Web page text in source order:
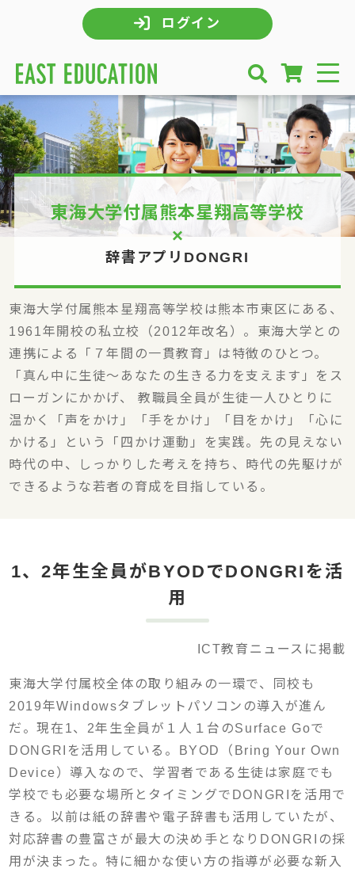
ログイン
東海大学付属熊本星翔高等学校
×
辞書アプリDONGRI
東海大学付属熊本星翔高等学校は熊本市東区にある、
1961年開校の私立校（2012年改名）。東海大学との
連携による「７年間の一貫教育」は特徴のひとつ。
「真ん中に生徒〜あなたの生きる力を支えます」をス
ローガンにかかげ、 教職員全員が生徒一人ひとりに
温かく「声をかけ」「手をかけ」「目をかけ」「心に
かける」という「四かけ運動」を実践。先の見えない
時代の中、しっかりした考えを持ち、時代の先駆けが
できるような若者の育成を目指している。
1、2年生全員がBYODでDONGRIを活
用
ICT教育ニュースに掲載
東海大学付属校全体の取り組みの一環で、同校も
2019年Windowsタブレットパソコンの導入が進ん
だ。現在1、2年生全員が１人１台のSurface Goで
DONGRIを活用している。BYOD（Bring Your Own
Device）導入なので、学習者である生徒は家庭でも
学校でも必要な場所とタイミングでDONGRIを活用で
きる。以前は紙の辞書や電子辞書も活用していたが、
対応辞書の豊富さが最大の決め手となりDONGRIの採
用が決まった。特に細かな使い方の指導が必要な新入